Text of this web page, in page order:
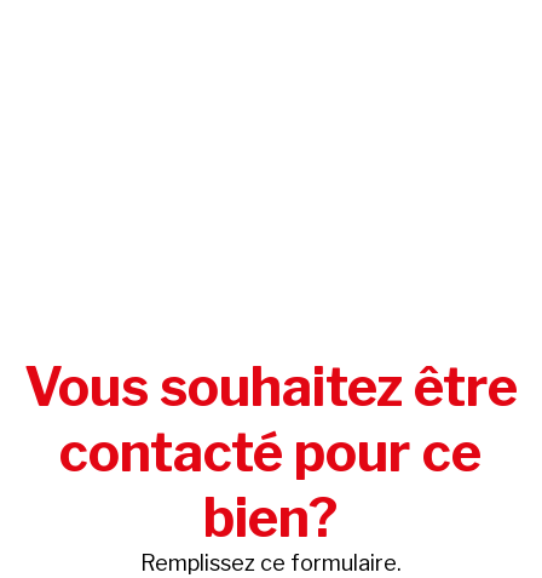
Vous souhaitez être
contacté pour ce
bien?
Remplissez ce formulaire.